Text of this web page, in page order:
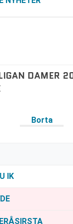
DAMER
Borta
IK